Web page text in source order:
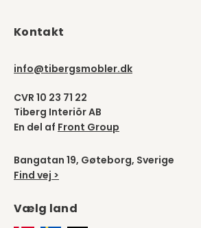
Kontakt
info@tibergsmobler.dk
CVR 10 23 71 22
Tiberg Interiör AB
En del af Front Group
Bangatan 19, Gøteborg, Sverige
Find vej >
Vælg land